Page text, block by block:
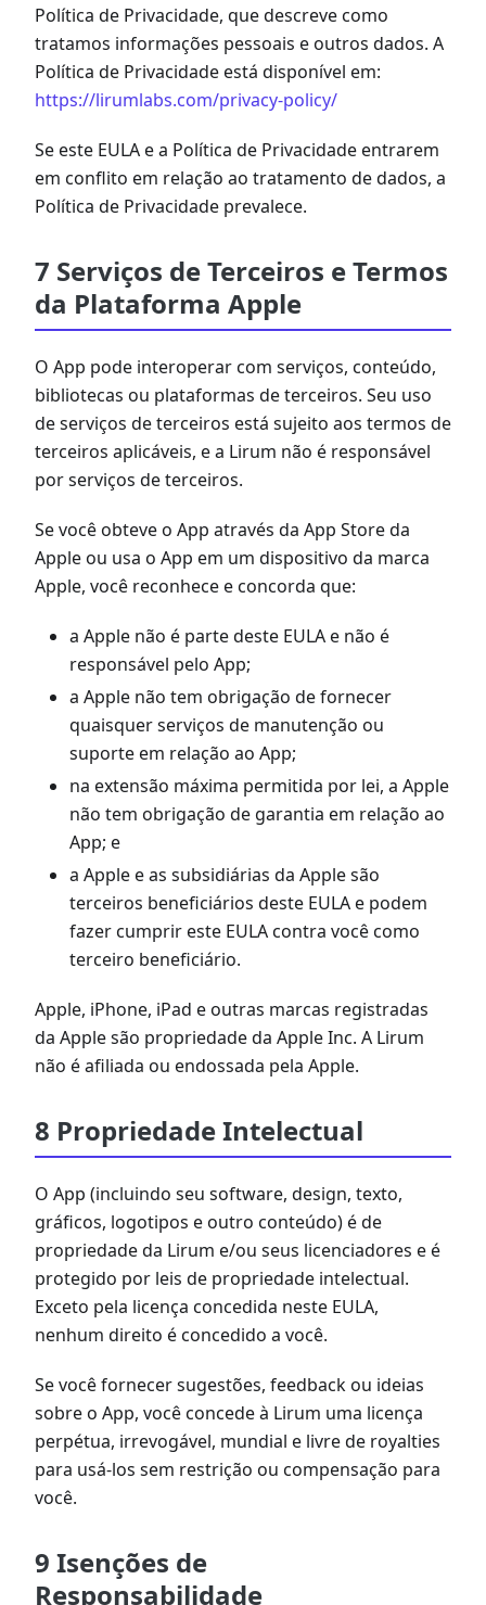
Política de Privacidade, que descreve como
tratamos informações pessoais e outros dados. A
Política de Privacidade está disponível em:
https://lirumlabs.com/privacy-policy/
Se este EULA e a Política de Privacidade entrarem
em conflito em relação ao tratamento de dados, a
Política de Privacidade prevalece.
7 Serviços de Terceiros e Termos
da Plataforma Apple
O App pode interoperar com serviços, conteúdo,
bibliotecas ou plataformas de terceiros. Seu uso
de serviços de terceiros está sujeito aos termos de
terceiros aplicáveis, e a Lirum não é responsável
por serviços de terceiros.
Se você obteve o App através da App Store da
Apple ou usa o App em um dispositivo da marca
Apple, você reconhece e concorda que:
a Apple não é parte deste EULA e não é
responsável pelo App;
a Apple não tem obrigação de fornecer
quaisquer serviços de manutenção ou
suporte em relação ao App;
na extensão máxima permitida por lei, a Apple
não tem obrigação de garantia em relação ao
App; e
a Apple e as subsidiárias da Apple são
terceiros beneficiários deste EULA e podem
fazer cumprir este EULA contra você como
terceiro beneficiário.
Apple, iPhone, iPad e outras marcas registradas
da Apple são propriedade da Apple Inc. A Lirum
não é afiliada ou endossada pela Apple.
8 Propriedade Intelectual
O App (incluindo seu software, design, texto,
gráficos, logotipos e outro conteúdo) é de
propriedade da Lirum e/ou seus licenciadores e é
protegido por leis de propriedade intelectual.
Exceto pela licença concedida neste EULA,
nenhum direito é concedido a você.
Se você fornecer sugestões, feedback ou ideias
sobre o App, você concede à Lirum uma licença
perpétua, irrevogável, mundial e livre de royalties
para usá-los sem restrição ou compensação para
você.
9 Isenções de
Responsabilidade